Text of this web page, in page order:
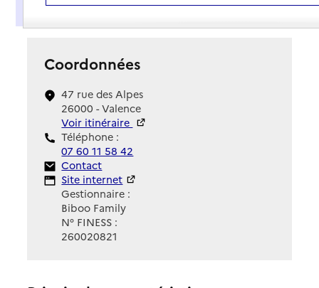
Présentation
Coordonnées
47 rue des Alpes
26000 - Valence
Voir itinéraire
Téléphone :
07 60 11 58 42
Contact
Contact
Site Internet
Site internet
Gestionnaire :
Biboo Family
N° FINESS :
260020821